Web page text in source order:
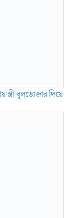
স্ত্রী বুলডোজার দিয়ে